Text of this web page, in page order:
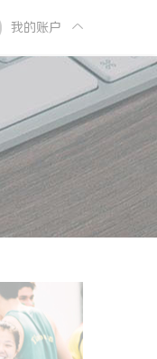
我的账户